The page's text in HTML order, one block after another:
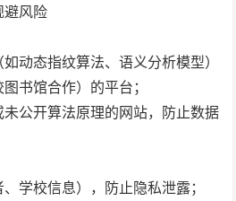
避风险
动态指纹算法、语义分析模型）
书馆合作）的平台；
公开算法原理的网站，防止数据
学校信息），防止隐私泄露；